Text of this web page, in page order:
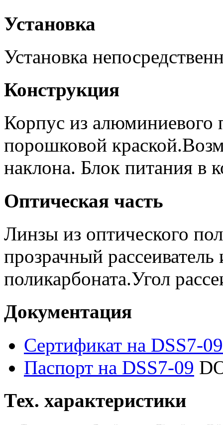
Установка
Установка
Конструкция
Корпус из алюминиевого
порошковой
наклона. Блок питания в
Оптическая часть
Линзы из оптического
прозрачный
поликарбоната.Угол
Документация
Сертификат на DSS7-09
Паспорт на DSS7-09
Тех. характеристики